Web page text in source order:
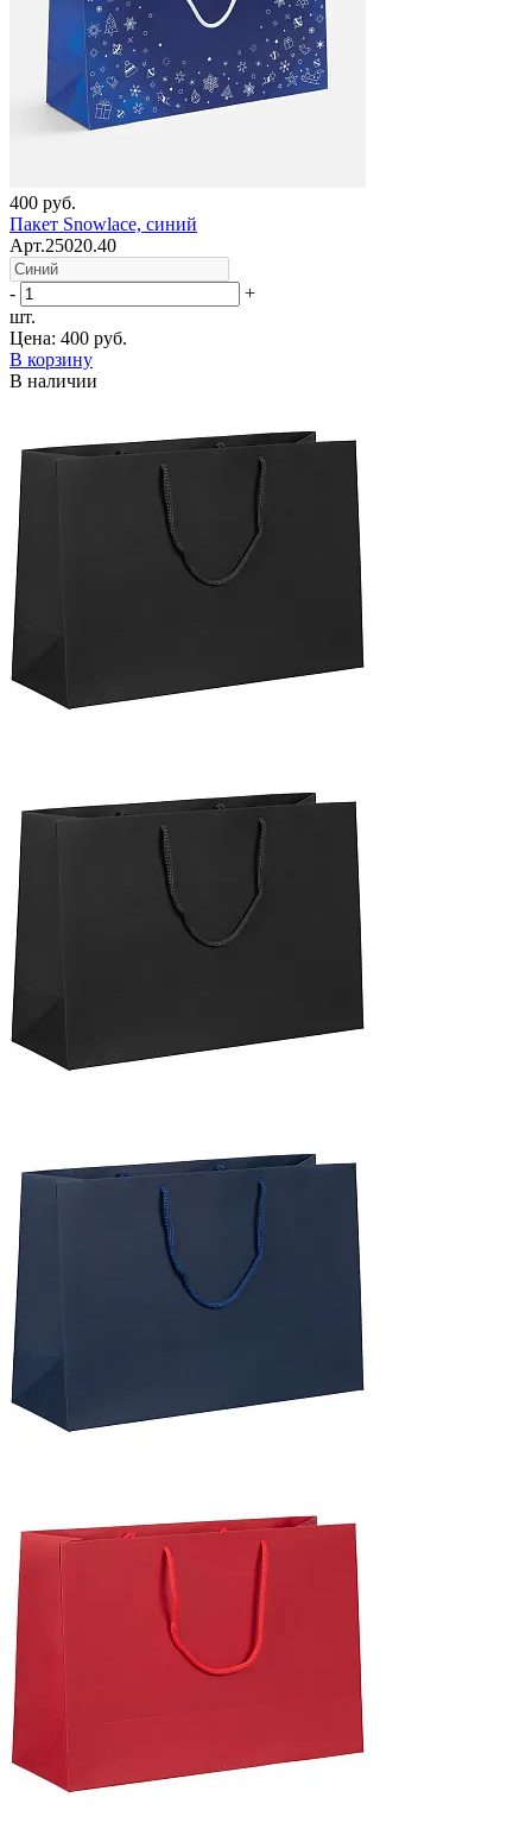
400 руб.
Пакет Snowlace, синий
Арт.25020.40
-
+
шт.
Цена: 400 руб.
В корзину
В наличии